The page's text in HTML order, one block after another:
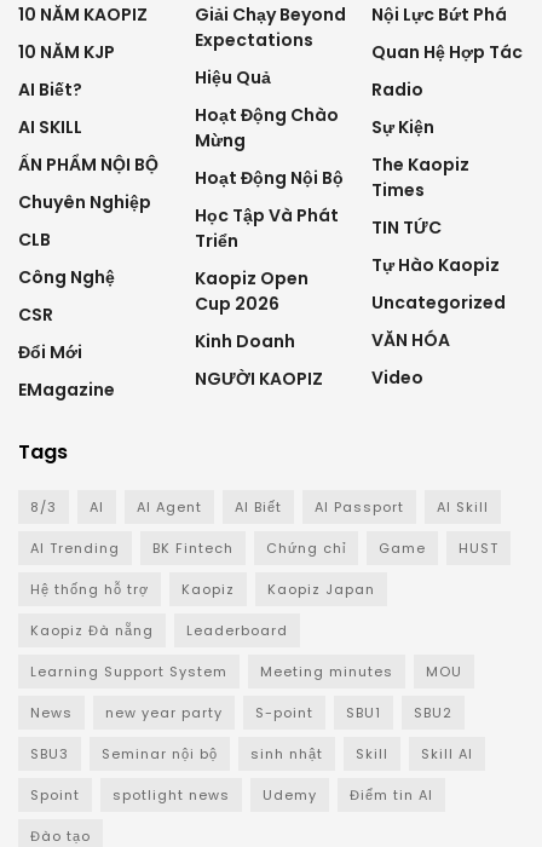
10 NĂM KAOPIZ
10 NĂM KJP
AI Biết?
AI SKILL
ẤN PHẨM NỘI BỘ
Chuyên Nghiệp
CLB
Công Nghệ
CSR
Đổi Mới
EMagazine
Giải Chạy Beyond
Expectations
Hiệu Quả
Hoạt Động Chào
Mừng
Hoạt Động Nội Bộ
Học Tập Và Phát
Triển
Kaopiz Open
Cup 2026
Kinh Doanh
NGƯỜI KAOPIZ
Nội Lực Bứt Phá
Quan Hệ Hợp Tác
Radio
Sự Kiện
The Kaopiz
Times
TIN TỨC
Tự Hào Kaopiz
Uncategorized
VĂN HÓA
Video
Tags
8/3 AI AI Agent AI Biết AI Passport AI Skill
AI Trending BK Fintech Chứng chỉ Game HUST
Hệ thống hỗ trợ Kaopiz Kaopiz Japan
Kaopiz Đà nẵng Leaderboard
Learning Support System Meeting minutes MOU
News new year party S-point SBU1 SBU2
SBU3 Seminar nội bộ sinh nhật Skill Skill AI
Spoint spotlight news Udemy Điểm tin AI
Đào tạo